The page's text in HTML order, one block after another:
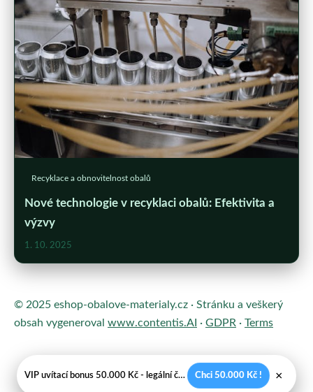
Recyklace a obnovitelnost obalů
Nové technologie v recyklaci obalů: Efektivita a
výzvy
1. 10. 2025
© 2025 eshop-obalove-materialy.cz · Stránku a veškerý
obsah vygeneroval www.contentis.AI · GDPR · Terms
VIP uvítací bonus 50.000 Kč - legální české kasíno Chci 50.000 Kč ! ×